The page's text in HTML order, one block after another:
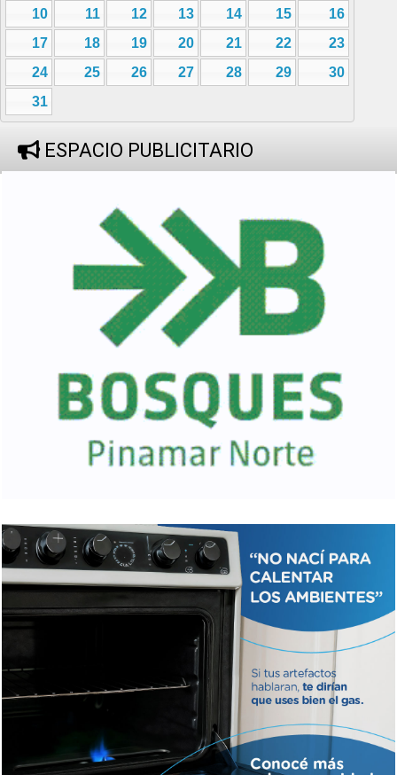
10
11 12 13 14 15
16
17
18 19 20 21 22
23
24
25 26 27 28 29
30
31
ESPACIO PUBLICITARIO